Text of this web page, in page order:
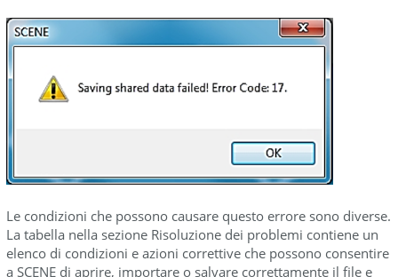
Le condizioni che possono causare questo errore sono diverse.
La tabella nella sezione Risoluzione dei problemi contiene un
elenco di condizioni e azioni correttive che possono consentire
a SCENE di aprire, importare o salvare correttamente il file e